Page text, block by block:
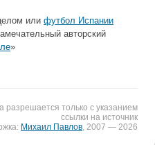
или футбол Испании
авторский
»
разрешается только с указанием
ссылки на источник
Михаил Павлов, 2007 — 2026